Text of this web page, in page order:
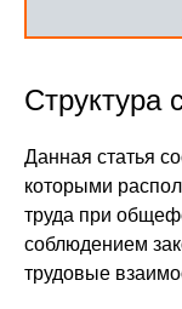
Структура
Данная статья
которыми
труда при
соблюдением
трудовые